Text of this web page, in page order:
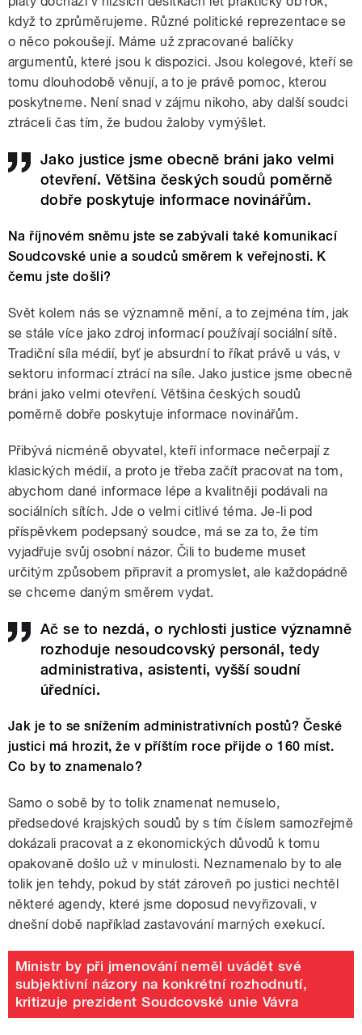
když to zprůměrujeme. Různé politické reprezentace se
o něco pokoušejí. Máme už zpracované balíčky
argumentů, které jsou k dispozici. Jsou kolegové, kteří se
tomu dlouhodobě věnují, a to je právě pomoc, kterou
poskytneme. Není snad v zájmu nikoho, aby další soudci
ztráceli čas tím, že budou žaloby vymýšlet.
Jako justice jsme obecně bráni jako velmi
otevření. Většina českých soudů poměrně
dobře poskytuje informace novinářům.
Na říjnovém sněmu jste se zabývali také komunikací
Soudcovské unie a soudců směrem k veřejnosti. K
čemu jste došli?
Svět kolem nás se významně mění, a to zejména tím, jak
se stále více jako zdroj informací používají sociální sítě.
Tradiční síla médií, byť je absurdní to říkat právě u vás, v
sektoru informací ztrácí na síle. Jako justice jsme obecně
bráni jako velmi otevření. Většina českých soudů
poměrně dobře poskytuje informace novinářům.
Přibývá nicméně obyvatel, kteří informace nečerpají z
klasických médií, a proto je třeba začít pracovat na tom,
abychom dané informace lépe a kvalitněji podávali na
sociálních sítích. Jde o velmi citlivé téma. Je-li pod
příspěvkem podepsaný soudce, má se za to, že tím
vyjadřuje svůj osobní názor. Čili to budeme muset
určitým způsobem připravit a promyslet, ale každopádně
se chceme daným směrem vydat.
Ač se to nezdá, o rychlosti justice významně
rozhoduje nesoudcovský personál, tedy
administrativa, asistenti, vyšší soudní
úředníci.
Jak je to se snížením administrativních postů? České
justici má hrozit, že v příštím roce přijde o 160 míst.
Co by to znamenalo?
Samo o sobě by to tolik znamenat nemuselo,
předsedové krajských soudů by s tím číslem samozřejmě
dokázali pracovat a z ekonomických důvodů k tomu
opakovaně došlo už v minulosti. Neznamenalo by to ale
tolik jen tehdy, pokud by stát zároveň po justici nechtěl
některé agendy, které jsme doposud nevyřizovali, v
dnešní době například zastavování marných exekucí.
Ministr by při jmenování neměl uvádět své
subjektivní názory na konkrétní rozhodnutí,
kritizuje prezident Soudcovské unie Vávra